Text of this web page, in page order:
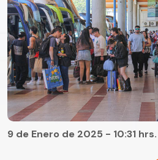
9 de Enero de 2025 - 10:31 hrs.